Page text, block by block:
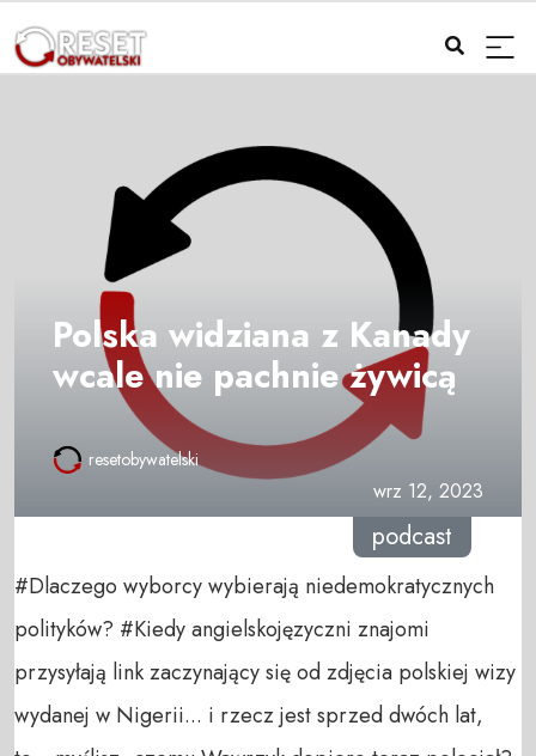
Polska widziana z Kanady
wcale nie pachnie żywicą
resetobywatelski
wrz 12, 2023
podcast
#Dlaczego wyborcy wybierają niedemokratycznych
polityków? #Kiedy angielskojęzyczni znajomi
przysyłają link zaczynający się od zdjęcia polskiej wizy
wydanej w Nigerii... i rzecz jest sprzed dwóch lat,